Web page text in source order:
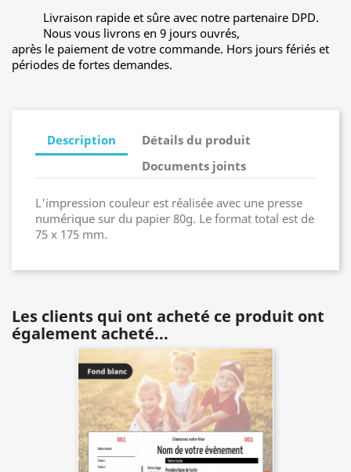
Livraison rapide et sûre avec notre partenaire DPD.
Nous vous livrons en 9 jours ouvrés,
après le paiement de votre commande. Hors jours fériés et
périodes de fortes demandes.
Description
Détails du produit
Documents joints
L'impression couleur est réalisée avec une presse
numérique sur du papier 80g. Le format total est de
75 x 175 mm.
Les clients qui ont acheté ce produit ont
également acheté...